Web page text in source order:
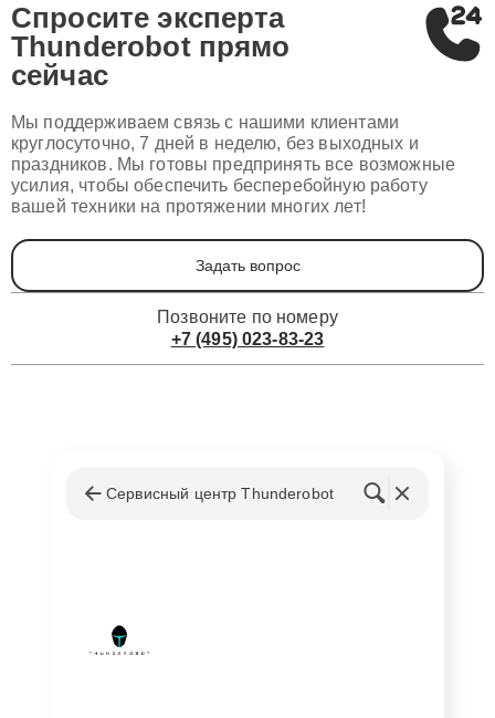
Спросите эксперта
Thunderobot прямо
сейчас
Мы поддерживаем связь с нашими клиентами
круглосуточно, 7 дней в неделю, без выходных и
праздников. Мы готовы предпринять все возможные
усилия, чтобы обеспечить бесперебойную работу
вашей техники на протяжении многих лет!
Задать вопрос
Позвоните по номеру
+7 (495) 023-83-23
Сервисный центр Thunderobot